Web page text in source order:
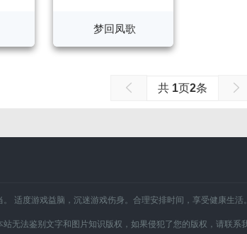
梦回凤歌
共 1页2条
适度游戏益脑，沉迷游戏伤身。合理安排时间，享受健康生活。
无法鉴别文字和图片知识版权，如果侵犯了您的版权，请联系